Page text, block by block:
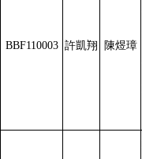
BBF110003 許凱翔 陳煜璋